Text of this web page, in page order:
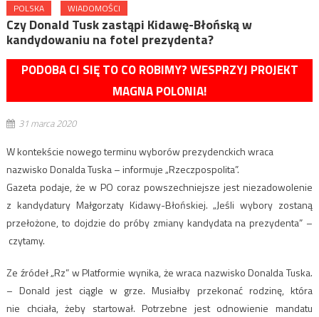
POLSKA WIADOMOŚCI
Czy Donald Tusk zastąpi Kidawę-Błońską w
kandydowaniu na fotel prezydenta?
PODOBA CI SIĘ TO CO ROBIMY? WESPRZYJ PROJEKT
MAGNA POLONIA!
31 marca 2020
W kontekście nowego terminu wyborów prezydenckich wraca
nazwisko Donalda Tuska – informuje „Rzeczpospolita”.
Gazeta podaje, że w PO coraz powszechniejsze jest niezadowolenie
z kandydatury Małgorzaty Kidawy-Błońskiej. „Jeśli wybory zostaną
przełożone, to dojdzie do próby zmiany kandydata na prezydenta” –
czytamy.
Ze źródeł „Rz” w Platformie wynika, że wraca nazwisko Donalda Tuska.
– Donald jest ciągle w grze. Musiałby przekonać rodzinę, która
nie chciała, żeby startował. Potrzebne jest odnowienie mandatu